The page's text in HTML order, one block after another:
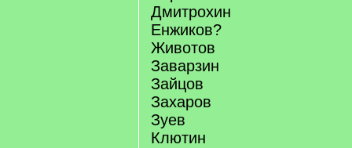
Дмитрохин
Енжиков?
Животов
Заварзин
Зайцов
Захаров
Зуев
Клютин